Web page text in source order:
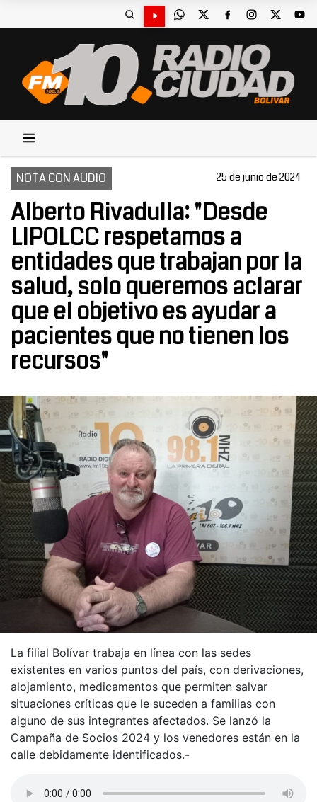
NOTA CON AUDIO 25 de junio de 2024
Alberto Rivadulla: "Desde
LIPOLCC respetamos a
entidades que trabajan por la
salud, solo queremos aclarar
que el objetivo es ayudar a
pacientes que no tienen los
recursos"
La filial Bolívar trabaja en línea con las sedes
existentes en varios puntos del país, con derivaciones,
alojamiento, medicamentos que permiten salvar
situaciones críticas que le suceden a familias con
alguno de sus integrantes afectados. Se lanzó la
Campaña de Socios 2024 y los venedores están en la
calle debidamente identificados.-